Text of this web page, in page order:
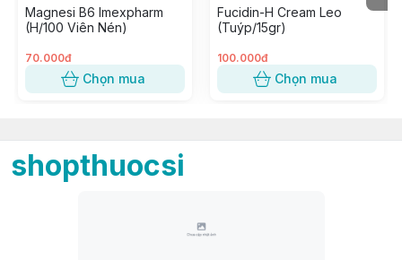
Magnesi B6 Imexpharm
(H/100 Viên Nén)
70.000đ
Chọn mua
Fucidin-H Cream Leo
(Tuýp/15gr)
100.000đ
Chọn mua
shopthuocsi